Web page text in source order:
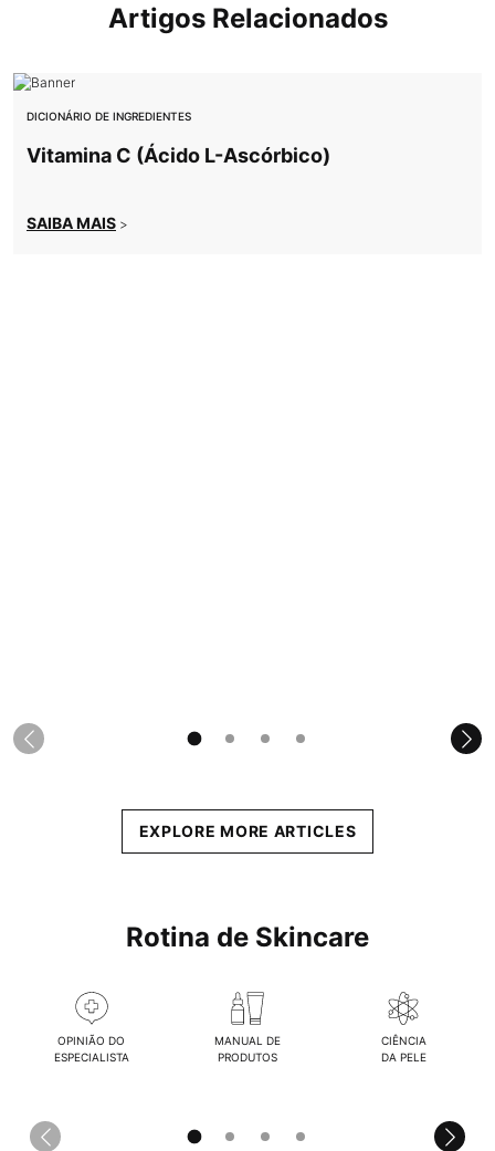
Artigos Relacionados
DICIONÁRIO DE INGREDIENTES
Vitamina C (Ácido L-Ascórbico)
SAIBA MAIS >
EXPLORE MORE ARTICLES
Rotina de Skincare
OPINIÃO DO
ESPECIALISTA
MANUAL DE
PRODUTOS
CIÊNCIA
DA PELE